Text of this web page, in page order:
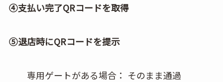
④支払い完了QRコードを取得
⑤退店時にQRコードを提示
専用ゲートがある場合： そのまま通過